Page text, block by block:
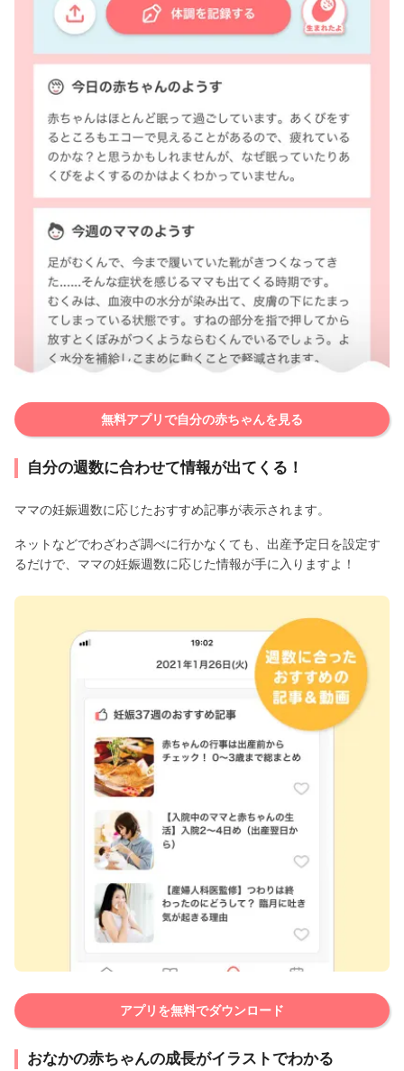
無料アプリで自分の赤ちゃんを見る
自分の週数に合わせて情報が出てくる！
ママの妊娠週数に応じたおすすめ記事が表示されます。
ネットなどでわざわざ調べに行かなくても、出産予定日を設定す
るだけで、ママの妊娠週数に応じた情報が手に入りますよ！
アプリを無料でダウンロード
おなかの赤ちゃんの成長がイラストでわかる